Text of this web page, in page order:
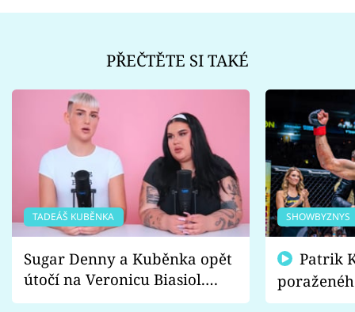
PŘEČTĚTE SI TAKÉ
TADEÁŠ KUBĚNKA
Sugar Denny a Kuběnka opět
útočí na Veronicu Biasiol.
Proč je podle nich falešná a
SHOWBYZNYS
fanoušci